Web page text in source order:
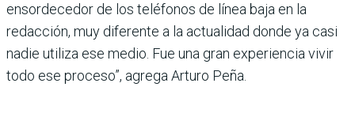
ensordecedor de los teléfonos de línea baja en la
redacción, muy diferente a la actualidad donde ya casi
nadie utiliza ese medio. Fue una gran experiencia vivir
todo ese proceso”, agrega Arturo Peña.